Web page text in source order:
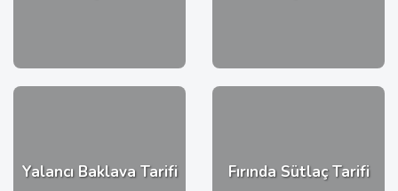
Yalancı Baklava Tarifi Fırında Sütlaç Tarifi